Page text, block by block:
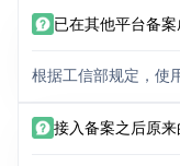
已在其他平台备
根据工信部规定，使
接入备案之后原